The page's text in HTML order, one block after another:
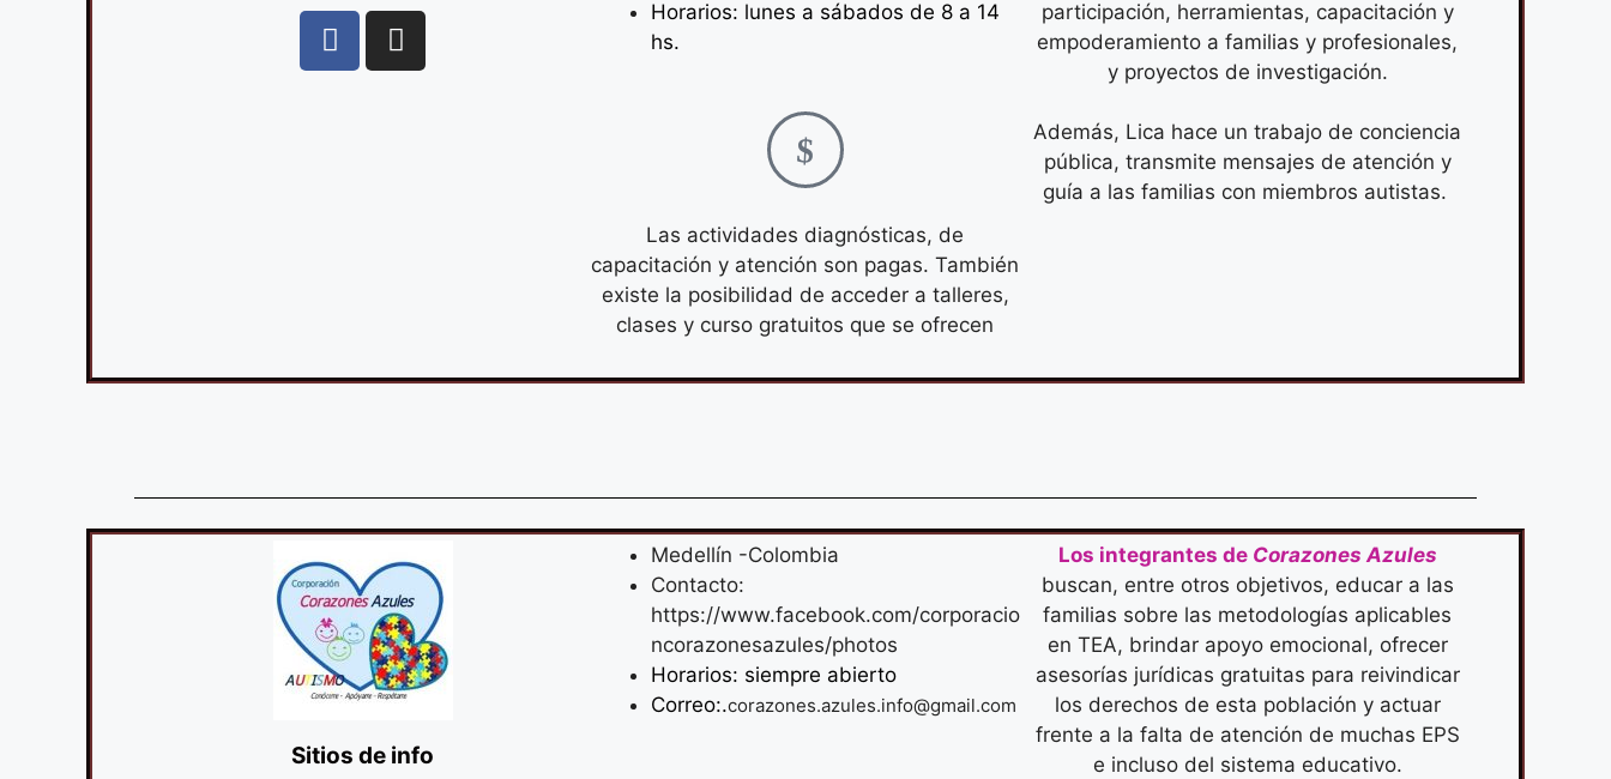
Horarios: lunes a sábados de 8 a 14
hs.
Las actividades diagnósticas, de
capacitación y atención son pagas. También
existe la posibilidad de acceder a talleres,
clases y curso gratuitos que se ofrecen
participación, herramientas, capacitación y
empoderamiento a familias y profesionales,
y proyectos de investigación.
Además, Lica hace un trabajo de conciencia
pública, transmite mensajes de atención y
guía a las familias con miembros autistas.
Sitios de info
Medellín -Colombia
Contacto:
https://www.facebook.com/corporacio
ncorazonesazules/photos
Horarios: siempre abierto
Correo:.corazones.azules.info@gmail.com
Los integrantes de Corazones Azules
buscan, entre otros objetivos, educar a las
familias sobre las metodologías aplicables
en TEA, brindar apoyo emocional, ofrecer
asesorías jurídicas gratuitas para reivindicar
los derechos de esta población y actuar
frente a la falta de atención de muchas EPS
e incluso del sistema educativo.